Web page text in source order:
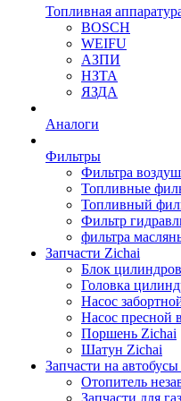
Топливная
BOSCH
WEIFU
АЗПИ
НЗТА
ЯЗДА
Аналоги
Фильтры
Фильтра
Топливные
Топливный
Фильтр
фильтра
Запчасти Zichai
Блок
Головка
Насос
Насос пресной
Поршень Zichai
Шатун Zichai
Запчасти на
Отопитель
Запчасти для